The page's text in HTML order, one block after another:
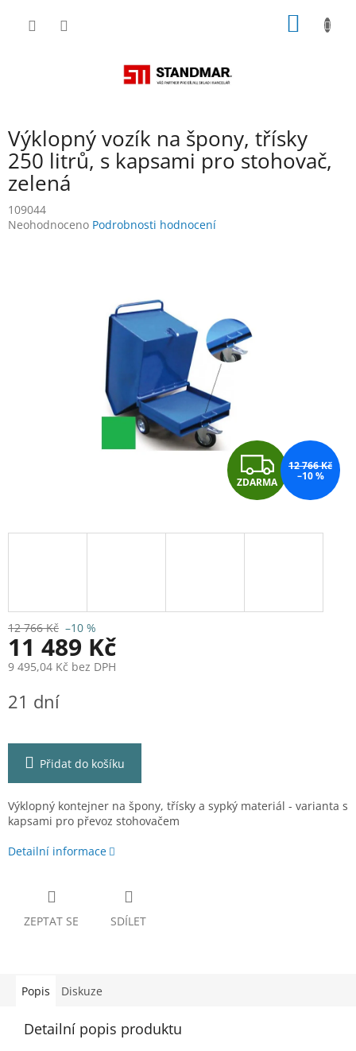
Výklopný vozík na špony, třísky
250 litrů, s kapsami pro stohovač,
zelená
109044
Průměrné
Neohodnoceno Podrobnosti hodnocení
Z
D
A
ZDARMA
12 766 Kč
–10 %
12 766 Kč –10 %
11 489 Kč
9 495,04 Kč bez DPH
cena:
21 dní
Přidat do košíku
Výklopný kontejner na špony, třísky a sypký materiál - varianta s
kapsami pro převoz stohovačem
Detailní informace
ZEPTAT SE SDÍLET
Popis Diskuze
Detailní popis produktu